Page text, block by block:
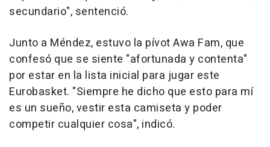
secundario", sentenció.
Junto a Méndez, estuvo la pívot Awa Fam, que
confesó que se siente "afortunada y contenta"
por estar en la lista inicial para jugar este
Eurobasket. "Siempre he dicho que esto para mí
es un sueño, vestir esta camiseta y poder
competir cualquier cosa", indicó.